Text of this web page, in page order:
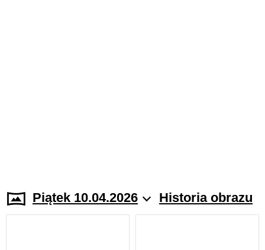
Piątek 10.04.2026 Historia obrazu